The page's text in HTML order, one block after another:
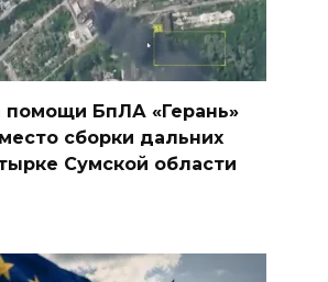
БпЛА «Герань»
сборки дальних
Сумской области